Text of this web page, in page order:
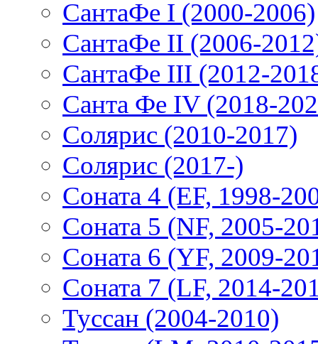
СантаФе I (2000-2006)
СантаФе II (2006-
СантаФе III (2012-
Санта Фе IV (2018-
Солярис (2010-2017)
Солярис (2017-)
Соната 4 (EF, 1998-
Соната 5 (NF, 2005-
Соната 6 (YF, 2009-
Соната 7 (LF, 2014-
Туссан (2004-2010)